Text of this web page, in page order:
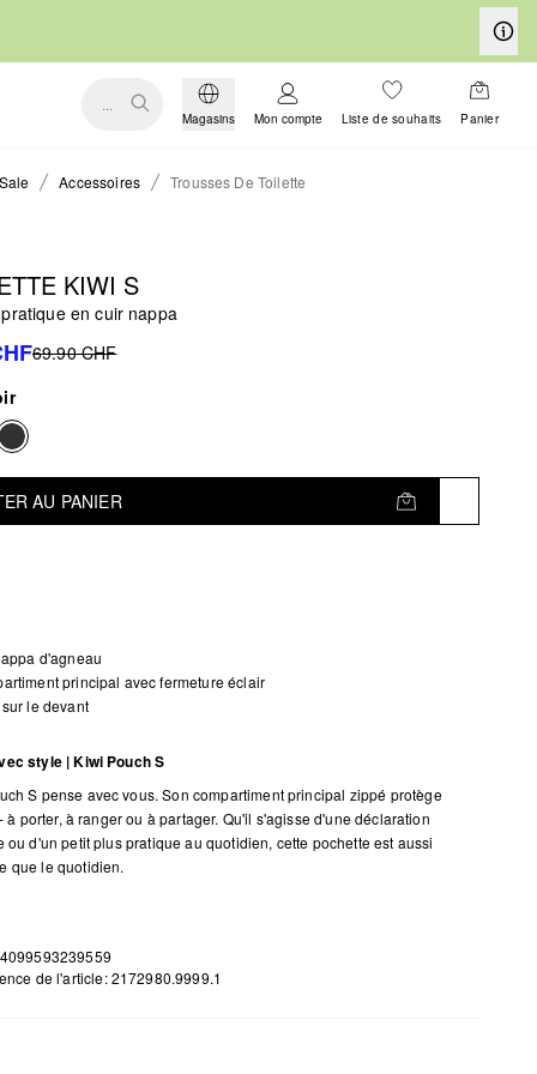
...
Magasins Mon compte Liste de souhaits Panier
Sale Accessoires Trousses De Toilette
KIWI S
en cuir nappa
69.90 CHF
AU PANIER
d'agneau
principal avec fermeture éclair
le devant
style | Kiwi Pouch S
S pense avec vous. Son compartiment principal zippé protège
à porter, à ranger ou à partager. Qu'il s'agisse d'une déclaration
ou d'un petit plus pratique au quotidien, cette pochette est aussi
que le quotidien.
de l'article: 2172980.9999.1